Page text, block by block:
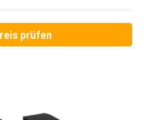
prüfen